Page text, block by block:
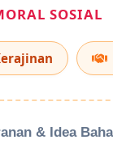
SOSIAL
& Idea